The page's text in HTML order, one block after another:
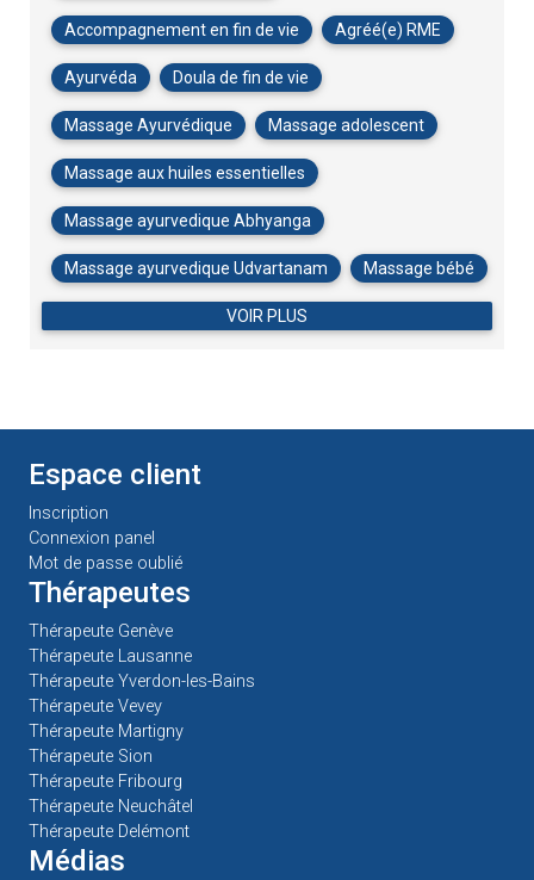
Accompagnement en fin de vie Agréé(e) RME
Ayurvéda Doula de fin de vie
Massage Ayurvédique Massage adolescent
Massage aux huiles essentielles
Massage ayurvedique Abhyanga
Massage ayurvedique Udvartanam Massage bébé
VOIR PLUS
Espace client
Inscription
Connexion panel
Mot de passe oublié
Thérapeutes
Thérapeute Genève
Thérapeute Lausanne
Thérapeute Yverdon-les-Bains
Thérapeute Vevey
Thérapeute Martigny
Thérapeute Sion
Thérapeute Fribourg
Thérapeute Neuchâtel
Thérapeute Delémont
Médias